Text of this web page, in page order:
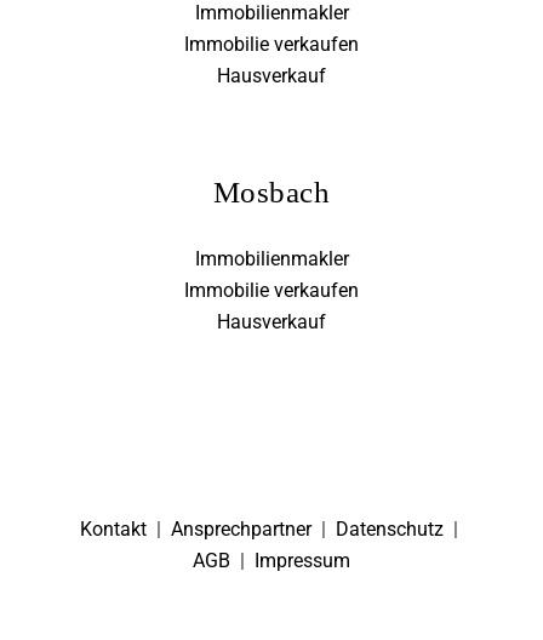
Immobilienmakler
Immobilie verkaufen
Hausverkauf
Mosbach
Immobilienmakler
Immobilie verkaufen
Hausverkauf
Kontakt Ansprechpartner| Datenschutz
AGB
Impressum